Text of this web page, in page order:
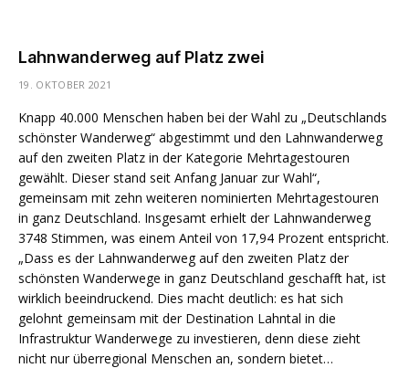
Lahnwanderweg auf Platz zwei
19. OKTOBER 2021
Knapp 40.000 Menschen haben bei der Wahl zu „Deutschlands
schönster Wanderweg“ abgestimmt und den Lahnwanderweg
auf den zweiten Platz in der Kategorie Mehrtagestouren
gewählt. Dieser stand seit Anfang Januar zur Wahl“,
gemeinsam mit zehn weiteren nominierten Mehrtagestouren
in ganz Deutschland. Insgesamt erhielt der Lahnwanderweg
3748 Stimmen, was einem Anteil von 17,94 Prozent entspricht.
„Dass es der Lahnwanderweg auf den zweiten Platz der
schönsten Wanderwege in ganz Deutschland geschafft hat, ist
wirklich beeindruckend. Dies macht deutlich: es hat sich
gelohnt gemeinsam mit der Destination Lahntal in die
Infrastruktur Wanderwege zu investieren, denn diese zieht
nicht nur überregional Menschen an, sondern bietet…